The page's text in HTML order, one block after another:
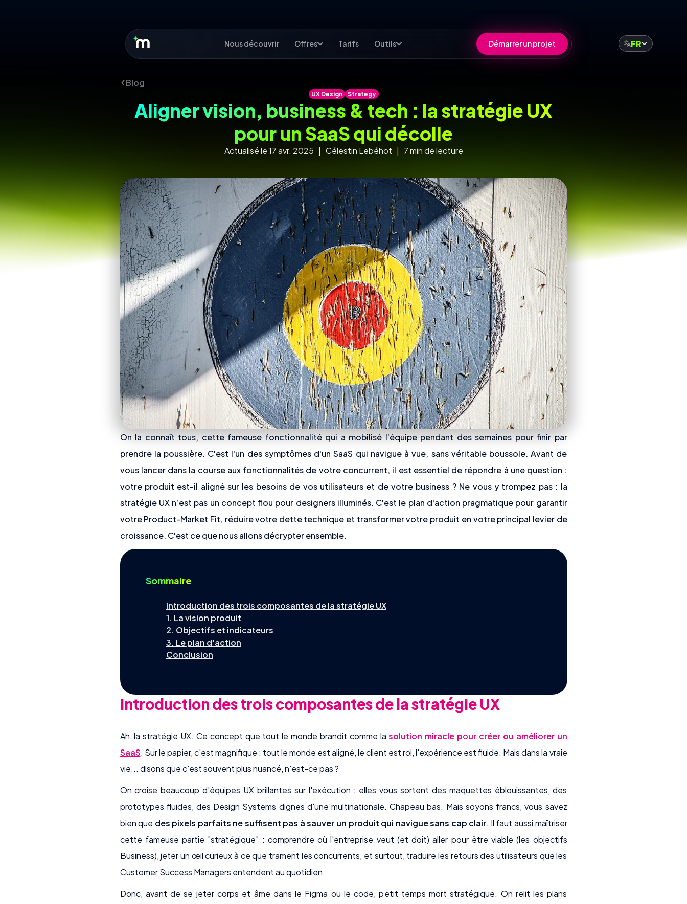
Nous découvrir Offres Tarifs Outils Démarrer un projet FR
Blog
UX Design Strategy
Aligner vision, business & tech : la stratégie UX
pour un SaaS qui décolle
Actualisé le 17 avr. 2025 | Célestin Lebéhot | 7 min de lecture
On la connaît tous, cette fameuse fonctionnalité qui a mobilisé l'équipe pendant des semaines pour finir par
prendre la poussière. C'est l'un des symptômes d'un SaaS qui navigue à vue, sans véritable boussole. Avant de
vous lancer dans la course aux fonctionnalités de votre concurrent, il est essentiel de répondre à une question :
votre produit est-il aligné sur les besoins de vos utilisateurs et de votre business ? Ne vous y trompez pas : la
stratégie UX n’est pas un concept flou pour designers illuminés. C'est le plan d'action pragmatique pour garantir
votre Product-Market Fit, réduire votre dette technique et transformer votre produit en votre principal levier de
croissance. C'est ce que nous allons décrypter ensemble.
Sommaire
Introduction des trois composantes de la stratégie UX
1. La vision produit
2. Objectifs et indicateurs
3. Le plan d'action
Conclusion
Introduction des trois composantes de la stratégie UX
Ah, la stratégie UX. Ce concept que tout le monde brandit comme lasolution miracle pour créer ou améliorer un
SaaS. Sur le papier, c'est magnifique : tout le monde est aligné, le client est roi, l'expérience est fluide. Mais dans la vraie
vie... disons que c'est souvent plus nuancé, n'est-ce pas ?
On croise beaucoup d'équipes UX brillantes sur l'exécution : elles vous sortent des maquettes éblouissantes, des
prototypes fluides, des Design Systems dignes d'une multinationale. Chapeau bas. Mais soyons francs, vous savez
bien que des pixels parfaits ne suffisent pas à sauver un produit qui navigue sans cap clair. Il faut aussi maîtriser
cette fameuse partie "stratégique" : comprendre où l'entreprise veut (et doit) aller pour être viable (les objectifs
Business), jeter un œil curieux à ce que trament les concurrents, et surtout, traduire les retours des utilisateurs que les
Customer Success Managers entendent au quotidien.
Donc, avant de se jeter corps et âme dans le Figma ou le code, petit temps mort stratégique. On relit les plans